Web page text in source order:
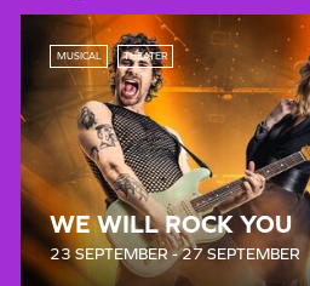
MUSICAL THEATER
WE WILL ROCK YOU
23 SEPTEMBER - 27 SEPTEMBER